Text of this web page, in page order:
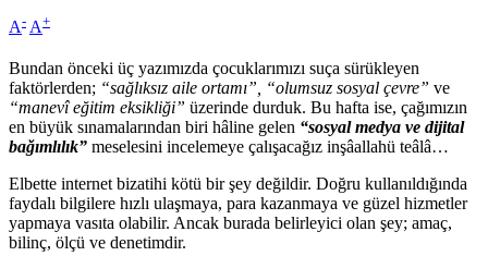
A- A+
Bundan önceki üç yazımızda çocuklarımızı suça sürükleyen
faktörlerden; “sağlıksız aile ortamı”, “olumsuz sosyal çevre” ve
“manevî eğitim eksikliği” üzerinde durduk. Bu hafta ise, çağımızın
en büyük sınamalarından biri hâline gelen “sosyal medya ve dijital
bağımlılık” meselesini incelemeye çalışacağız inşâallahü teâlâ…
Elbette internet bizatihi kötü bir şey değildir. Doğru kullanıldığında
faydalı bilgilere hızlı ulaşmaya, para kazanmaya ve güzel hizmetler
yapmaya vasıta olabilir. Ancak burada belirleyici olan şey; amaç,
bilinç, ölçü ve denetimdir.